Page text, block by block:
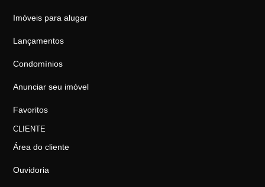
Imóveis para alugar
Lançamentos
Condomínios
Anunciar seu imóvel
Favoritos
CLIENTE
Área do cliente
Ouvidoria